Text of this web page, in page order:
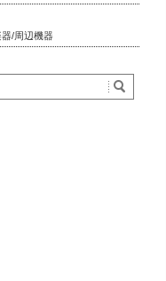
/周辺機器